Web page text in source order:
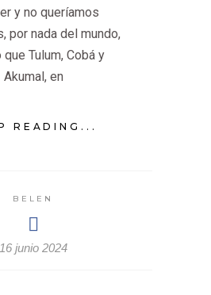
y no queríamos
por nada del mundo,
Tulum, Cobá y
Akumal, en
READING...
BELEN
16 junio 2024